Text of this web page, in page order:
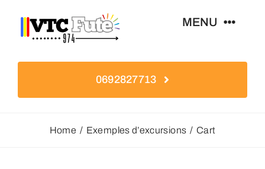
MENU
0692827713
Home Exemples d’excursions Cart